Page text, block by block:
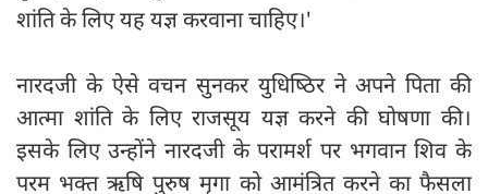
शांति के लिए यह यज्ञ करवाना चाहिए।'
नारदजी के ऐसे वचन सुनकर युधिष्‍ठिर ने अपने पिता की
आत्मा शांति के लिए राजसूय यज्ञ करने की घोषणा की।
इसके लिए उन्होंने नारदजी के परामर्श पर भगवान शिव के
परम भक्त ऋषि पुरुष मृगा को आमंत्रित करने का फैसला